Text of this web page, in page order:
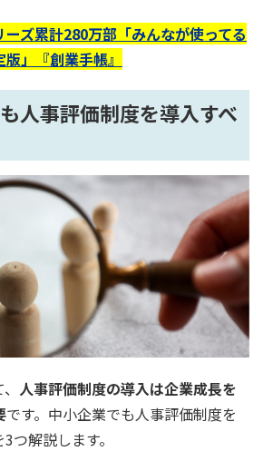
ーズ累計280万部「みんなが使ってる
」『創業手帳』
人事評価制度を導入すべ
人事評価制度の導入は企業成長を
です。中小企業でも人事評価制度を
つ解説します。